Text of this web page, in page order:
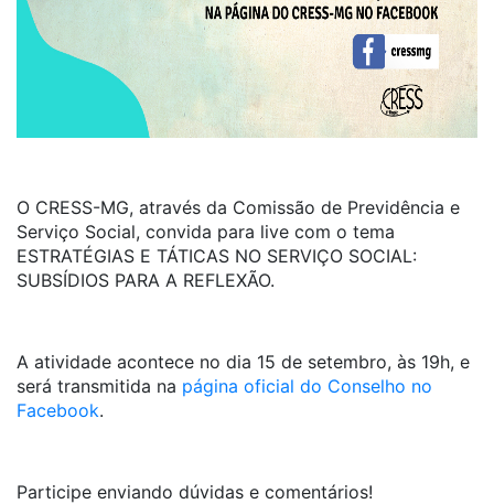
O CRESS-MG, através da Comissão de Previdência e
Serviço Social, convida para live com o tema
ESTRATÉGIAS E TÁTICAS NO SERVIÇO SOCIAL:
SUBSÍDIOS PARA A REFLEXÃO.
A atividade acontece no dia 15 de setembro, às 19h, e
será transmitida na página oficial do Conselho no
Facebook.
Participe enviando dúvidas e comentários!